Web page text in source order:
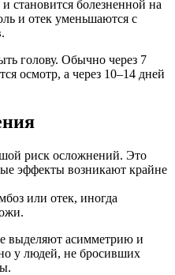
становится болезненной на
и отек уменьшаются с
голову. Обычно через 7
осмотр, а через 10–14 дней
риск осложнений. Это
эффекты возникают крайне
или отек, иногда
выделяют асимметрию и
у людей, не бросивших